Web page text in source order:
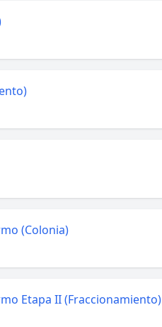
(Colonia)
Etapa II (Fraccionamiento)